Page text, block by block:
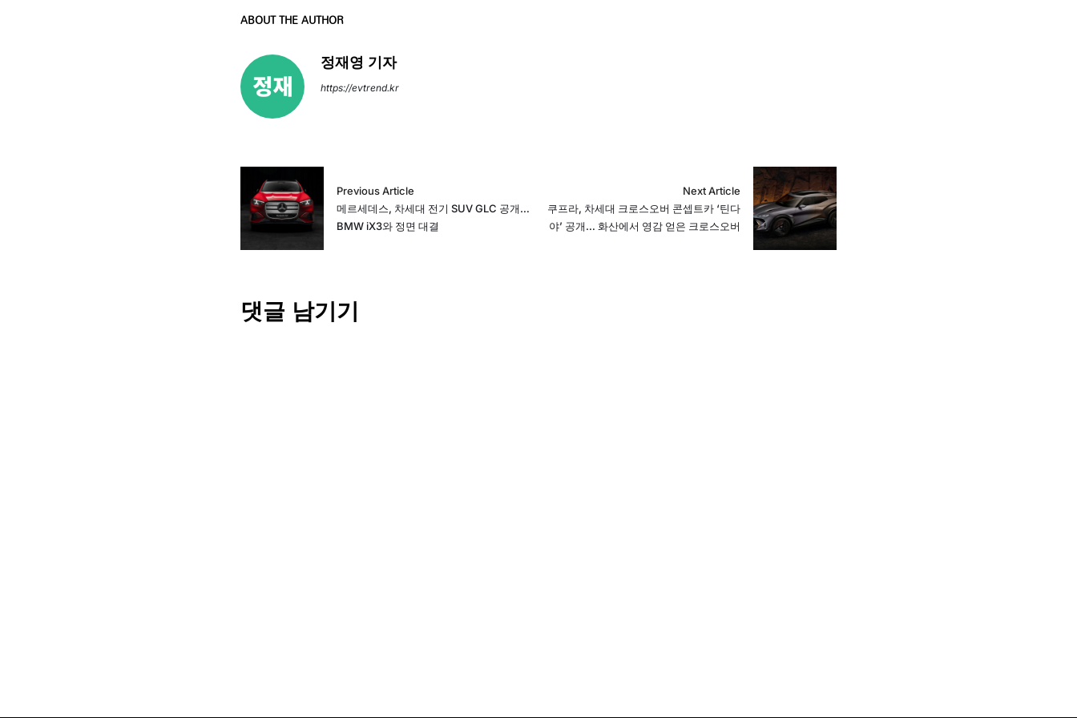
ABOUT THE AUTHOR
정재영 기자
https://evtrend.kr
Previous Article
메르세데스, 차세대 전기 SUV GLC 공개…
BMW iX3와 정면 대결
Next Article
쿠프라, 차세대 크로스오버 콘셉트카 ‘틴다
야’ 공개… 화산에서 영감 얻은 크로스오버
댓글 남기기